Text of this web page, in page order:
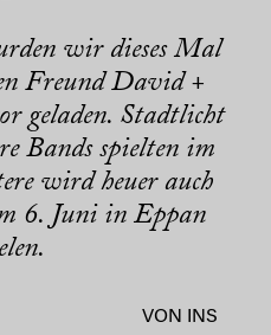
wir dieses Mal
Freund David +
geladen. Stadtlicht
Bands spielten im
wird heuer auch
6. Juni in Eppan
VON INS